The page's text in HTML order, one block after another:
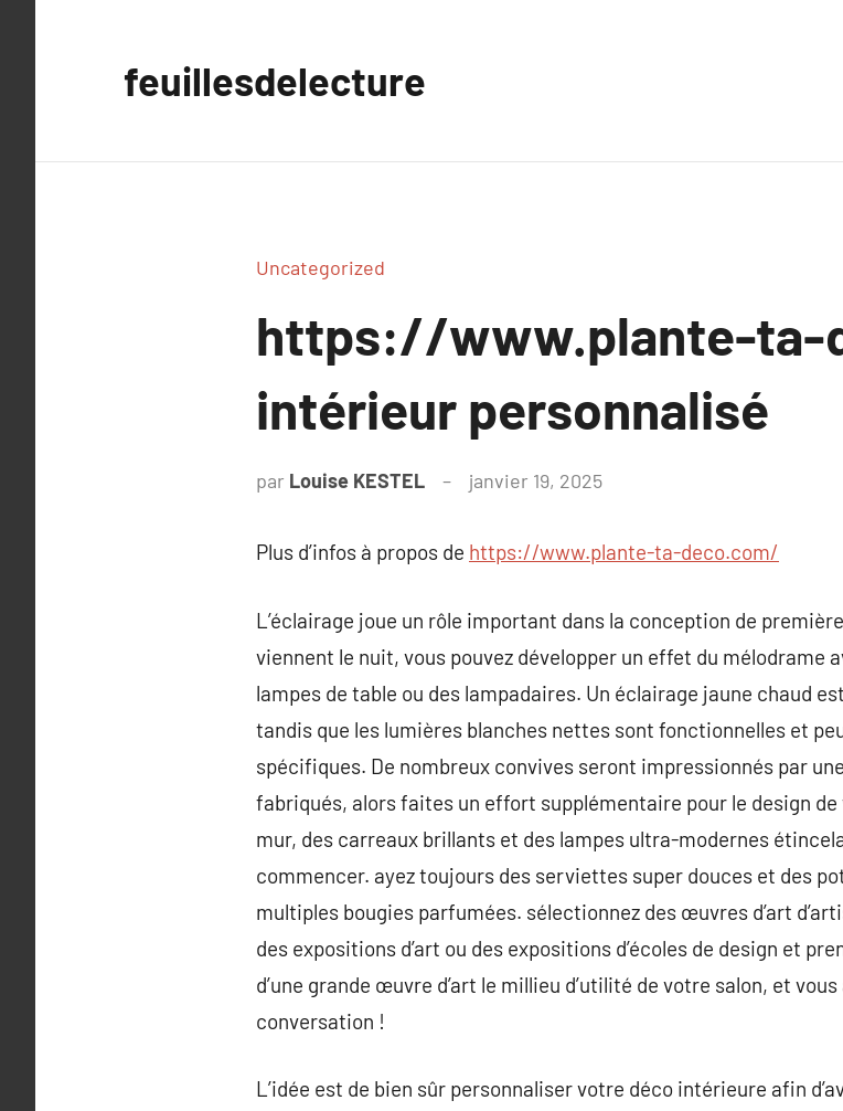
feuillesdelecture
Uncategorized
https://www.plante-ta-
intérieur personnalisé
par Louise KESTEL janvier 19, 2025
Plus d’infos à propos de https://www.plante-ta-deco.com/
L’éclairage joue un rôle important dans la conception de
viennent le nuit, vous pouvez développer un effet du mélodrame
lampes de table ou des lampadaires. Un éclairage jaune chaud
tandis que les lumières blanches nettes sont fonctionnelles et
spécifiques. De nombreux convives seront impressionnés par
fabriqués, alors faites un effort supplémentaire pour le design
mur, des carreaux brillants et des lampes ultra-modernes
commencer. ayez toujours des serviettes super douces et des
multiples bougies parfumées. sélectionnez des œuvres d’art
des expositions d’art ou des expositions d’écoles de design et
d’une grande œuvre d’art le millieu d’utilité de votre salon, et
conversation !
L’idée est de bien sûr personnaliser votre déco intérieure afin